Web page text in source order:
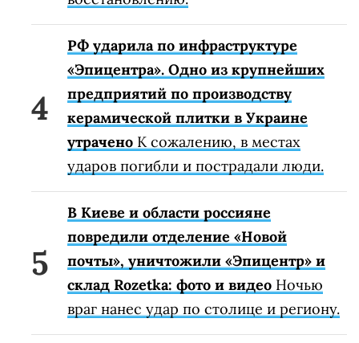
РФ ударила по инфраструктуре
«Эпицентра». Одно из крупнейших
предприятий по производству
керамической плитки в Украине
утрачено К сожалению, в местах
ударов погибли и пострадали люди.
В Киеве и области россияне
повредили отделение «Новой
почты», уничтожили «Эпицентр» и
склад Rozetka: фото и видео Ночью
враг нанес удар по столице и региону.